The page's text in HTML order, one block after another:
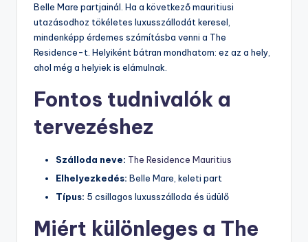
Belle Mare partjainál. Ha a következő mauritiusi
utazásodhoz tökéletes luxusszállodát keresel,
mindenképp érdemes számításba venni a The
Residence-t. Helyiként bátran mondhatom: ez az a hely,
ahol még a helyiek is elámulnak.
Fontos tudnivalók a
tervezéshez
Szálloda neve: The Residence Mauritius
Elhelyezkedés: Belle Mare, keleti part
Típus: 5 csillagos luxusszálloda és üdülő
Miért különleges a The